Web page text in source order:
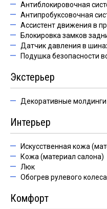
Антиблокировочная
Антипробуксовочная
Ассистент движения в
Блокировка замков
Датчик давления в
Подушка безопасности
Экстерьер
Декоративные молдинги
Интерьер
Искусственная кожа
Кожа (материал салона)
Люк
Обогрев рулевого колеса
Комфорт